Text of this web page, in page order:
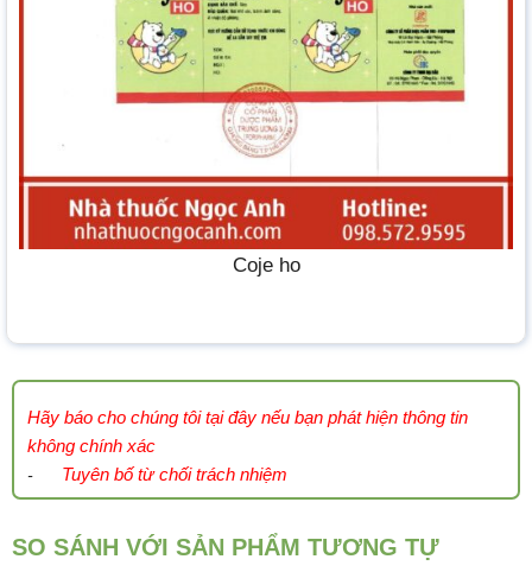
Coje ho
Hãy báo cho chúng tôi tại đây nếu bạn phát hiện thông tin
không chính xác
- Tuyên bố từ chối trách nhiệm
SO SÁNH VỚI SẢN PHẨM TƯƠNG TỰ